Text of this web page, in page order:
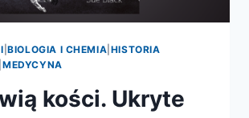
|BIOLOGIA I CHEMIA HISTORIA
MEDYCYNA
kości. Ukryte